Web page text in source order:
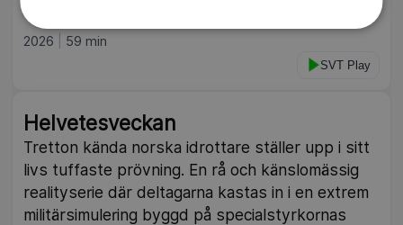
är höjdpunkterna från hans tid i vildmarken.
2026 59 min
SVT Play
Helvetesveckan
Tretton kända norska idrottare ställer upp i sitt
livs tuffaste prövning. En rå och känslomässig
realityserie där deltagarna kastas in i en extrem
militärsimulering byggd på specialstyrkornas